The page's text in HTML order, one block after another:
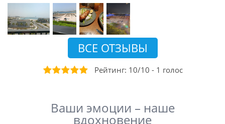
ВСЕ ОТЗЫВЫ
Рейтинг: 10/10 - 1 голоc
Ваши эмоции – наше
вдохновение